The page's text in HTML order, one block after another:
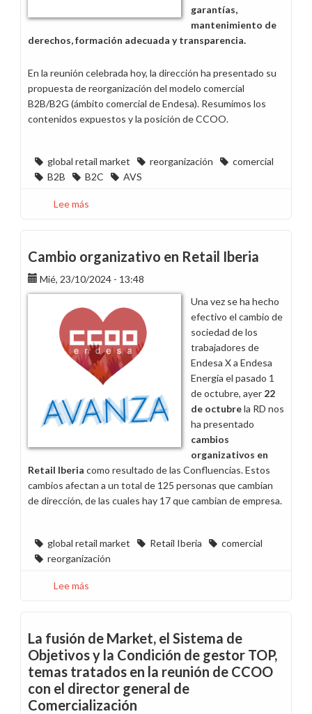
garantías,
mantenimiento de
derechos, formación adecuada y transparencia.
En la reunión celebrada hoy, la dirección ha presentado su
propuesta de reorganización del modelo comercial
B2B/B2G (ámbito comercial de Endesa). Resumimos los
contenidos expuestos y la posición de CCOO.
global retail market reorganización
comercial
B2B
B2C AVS
Lee más
reorganización
del
modelo
comercial
B2B/B2G
Cambio organizativo en Retail Iberia
Mié, 23/10/2024 - 13:48
Una vez se ha hecho
efectivo el cambio de
sociedad de los
trabajadores de
Endesa X a Endesa
Energía el pasado 1
de octubre, ayer 22
de octubrela RD nos
ha presentado
cambios
organizativos en
Retail Iberia como resultado de las Confluencias. Estos
cambios afectan a un total de 125 personas que cambian
de dirección, de las cuales hay 17 que cambian de empresa.
global retail market Retail Iberia
comercial
reorganización
Lee más
en
Retail
Iberia
La fusión de Market, el Sistema de
Objetivos y la Condición de gestor TOP,
temas tratados en la reunión de CCOO
con el director general de
Comercialización